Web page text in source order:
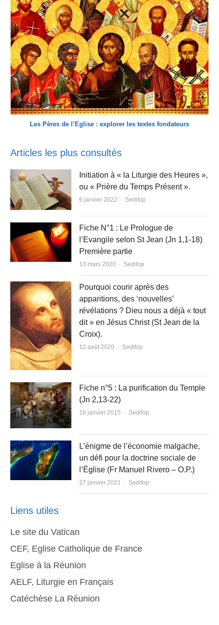
Les Pères de l’Eglise : explorer les textes fondateurs
Articles les plus consultés
Initiation à « la Liturgie des Heures »,
ou « Prière du Temps Présent ».
6 janvier 2022 Author
Sedifop
Fiche N°1 : Le Prologue de
l’Evangile selon St Jean (Jn 1,1-18)
Première partie
13 mars 2020 Author
Sedifop
Pourquoi courir après des
apparitions, des ‘nouvelles’
révélations ? Dieu nous a déjà « tout
dit » en Jésus Christ (St Jean de la
Croix).
12 août 2020 Author
Sedifop
Fiche n°5 : La purification du Temple
(Jn 2,13-22)
16 janvier 2015 Author
Sedifop
L’énigme de l’économie malgache,
un défi pour la doctrine sociale de
l’Église (Fr Manuel Rivero – O.P.)
27 janvier 2021 Author
Sedifop
Liens utiles
Le site du Vatican
CEF, Eglise Catholique de France
Eglise à la Réunion
AELF, Liturgie en Français
Catéchèse La Réunion